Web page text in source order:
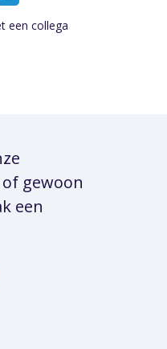
een collega
gewoon
een